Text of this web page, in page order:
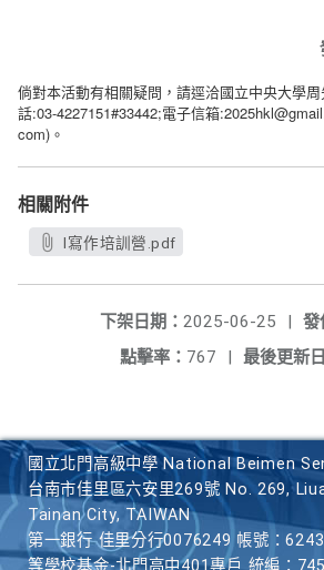
倘對本活動有相關疑問，請逕洽國立中央大學
話:03-4227151#33442;電子信箱
com) 。
相關附件
l寫作培訓營.pdf
發
下架日期： 2025-06-25
|
最後更新
點擊率： 767 |
國立北門高級中學 National Beimen
台南市佳里區六安里269號 No. 269,
Tainan City, TAIWAN
第一銀行 佳里分行0076249 帳號：
等學校基金-北門高中401專戶 統編：